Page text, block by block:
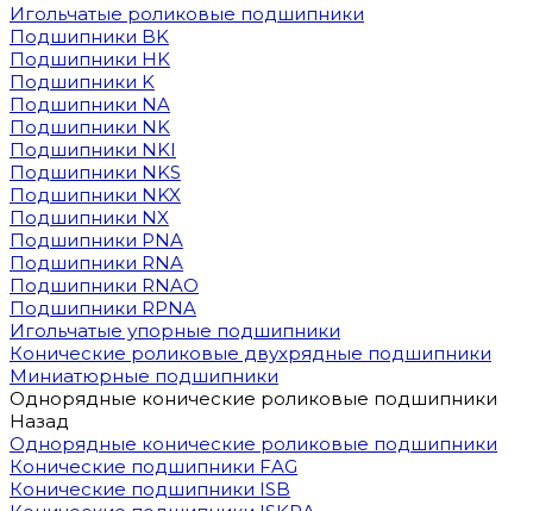
Игольчатые роликовые подшипники
Подшипники BK
Подшипники HK
Подшипники K
Подшипники NA
Подшипники NK
Подшипники NKI
Подшипники NKS
Подшипники NKX
Подшипники NX
Подшипники PNA
Подшипники RNA
Подшипники RNAO
Подшипники RPNA
Игольчатые упорные подшипники
Конические роликовые двухрядные подшипники
Миниатюрные подшипники
Однорядные конические роликовые подшипники
Назад
Однорядные конические роликовые подшипники
Конические подшипники FAG
Конические подшипники ISB